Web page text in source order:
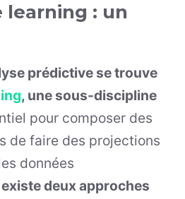
learning : un
prédictive se trouve
, une sous-discipline
pour composer des
de faire des projections
données
existe deux approches